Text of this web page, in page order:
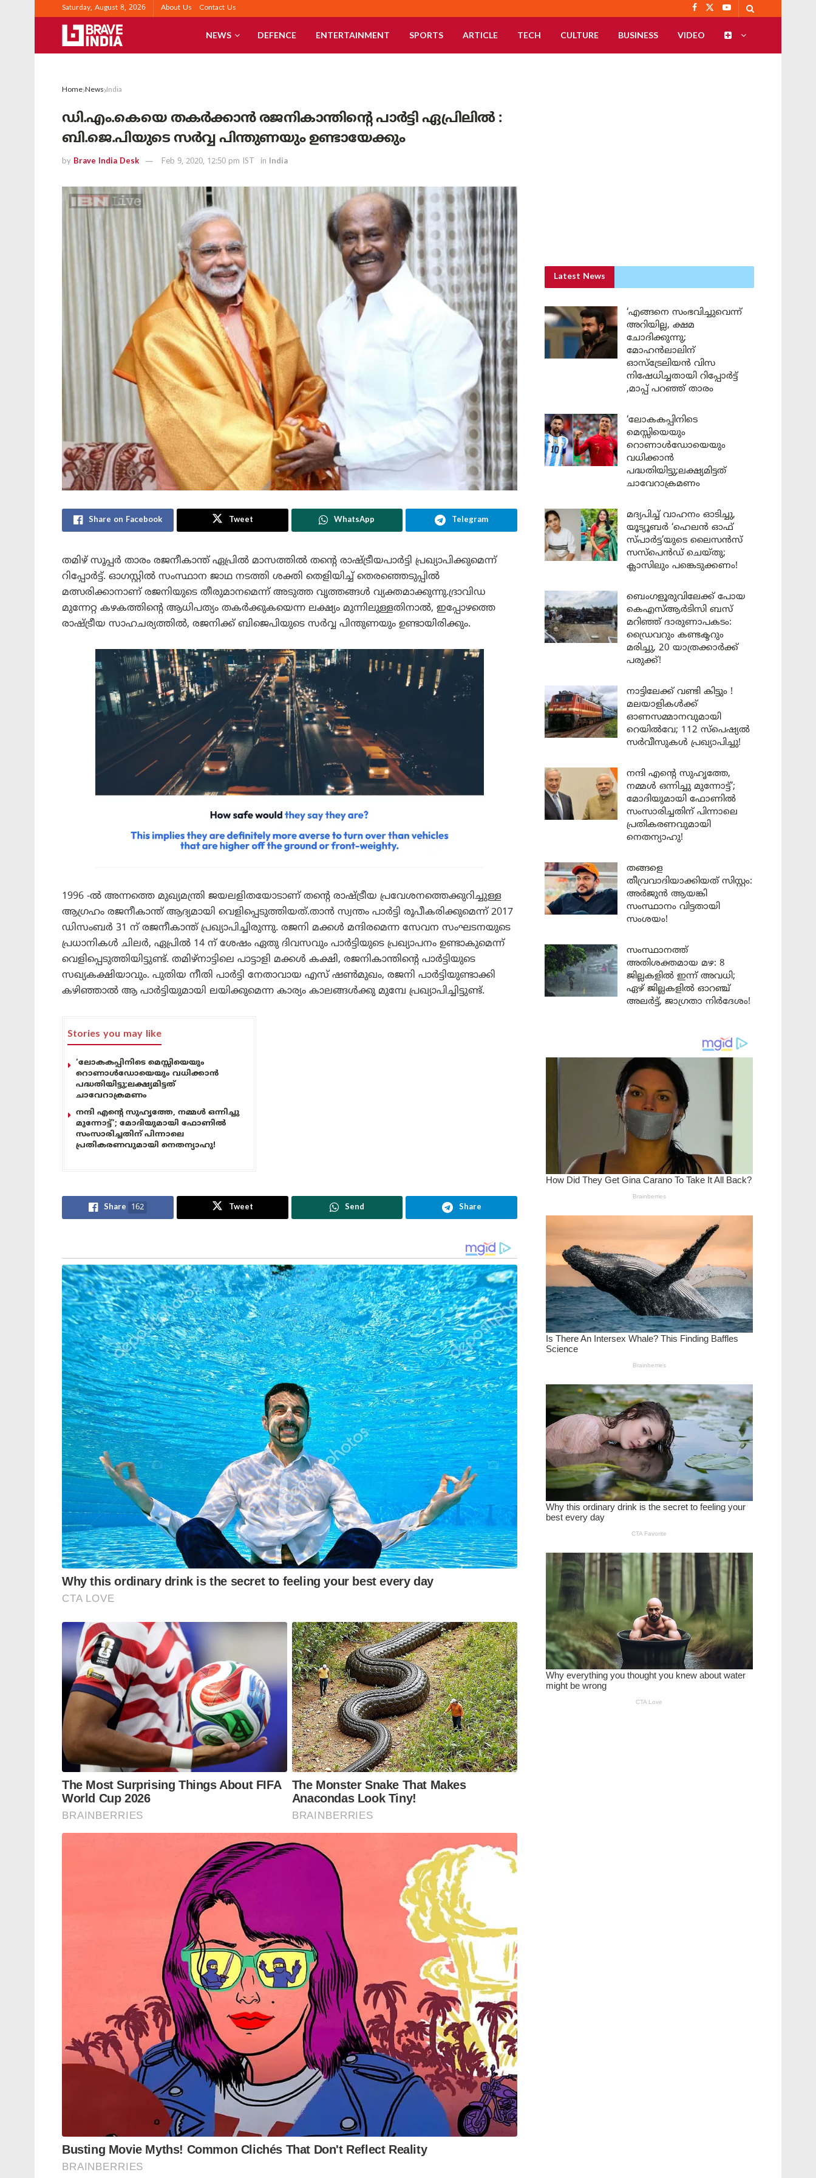
Saturday, August 8, 2026 About Us Contact Us
NEWS DEFENCE ENTERTAINMENT SPORTS ARTICLE TECH CULTURE BUSINESS VIDEO
Home News India
ഡി.എം.കെയെ തകർക്കാൻ രജനികാന്തിന്റെ പാർട്ടി ഏപ്രിലിൽ :
ബി.ജെ.പിയുടെ സർവ്വ പിന്തുണയും ഉണ്ടായേക്കും
by Brave India Desk Feb 9, 2020, 12:50 pm IST in India
Share on Facebook Tweet WhatsApp Telegram
തമിഴ് സൂപ്പർ താരം രജനീകാന്ത് ഏപ്രിൽ മാസത്തിൽ തന്റെ രാഷ്ട്രീയപാർട്ടി പ്രഖ്യാപിക്കുമെന്ന്
റിപ്പോർട്ട്. ഓഗസ്റ്റിൽ സംസ്ഥാന ജാഥ നടത്തി ശക്തി തെളിയിച്ച് തെരഞ്ഞെടുപ്പിൽ
മത്സരിക്കാനാണ് രജനിയുടെ തീരുമാനമെന്ന് അടുത്ത വൃത്തങ്ങൾ വ്യക്തമാക്കുന്നു.ദ്രാവിഡ
മുന്നേറ്റ കഴകത്തിന്റെ ആധിപത്യം തകർക്കുകയെന്ന ലക്ഷ്യം മുന്നിലുള്ളതിനാൽ, ഇപ്പോഴത്തെ
രാഷ്ട്രീയ സാഹചര്യത്തിൽ, രജനിക്ക് ബിജെപിയുടെ സർവ്വ പിന്തുണയും ഉണ്ടായിരിക്കും.
1996 -ൽ അന്നത്തെ മുഖ്യമന്ത്രി ജയലളിതയോടാണ് തന്റെ രാഷ്ട്രീയ പ്രവേശനത്തെക്കുറിച്ചുള്ള
ആഗ്രഹം രജനീകാന്ത് ആദ്യമായി വെളിപ്പെടുത്തിയത്.താൻ സ്വന്തം പാർട്ടി രൂപീകരിക്കുമെന്ന് 2017
ഡിസംബർ 31 ന് രജനീകാന്ത് പ്രഖ്യാപിച്ചിരുന്നു. രജനി മക്കൾ മന്ദിരമെന്ന സേവന സംഘടനയുടെ
പ്രധാനികൾ ചിലർ, ഏപ്രിൽ 14 ന് ശേഷം ഏതു ദിവസവും പാർട്ടിയുടെ പ്രഖ്യാപനം ഉണ്ടാകുമെന്ന്
വെളിപ്പെടുത്തിയിട്ടുണ്ട്. തമിഴ്നാട്ടിലെ പാട്ടാളി മക്കൾ കക്ഷി, രജനികാന്തിന്റെ പാർട്ടിയുടെ
സഖ്യകക്ഷിയാവും. പുതിയ നീതി പാർട്ടി നേതാവായ എസ് ഷൺമുഖം, രജനി പാർട്ടിയുണ്ടാക്കി
കഴിഞ്ഞാൽ ആ പാർട്ടിയുമായി ലയിക്കുമെന്ന കാര്യം കാലങ്ങൾക്കു മുമ്പേ പ്രഖ്യാപിച്ചിട്ടുണ്ട്.
Stories you may like
‘ലോകകപ്പിനിടെ മെസ്സിയെയും
റൊണാൾഡോയെയും വധിക്കാൻ
പദ്ധതിയിട്ടു;ലക്ഷ്യമിട്ടത്
ചാവേറാക്രമണം
നന്ദി എൻ്റെ സുഹൃത്തേ, നമ്മൾ ഒന്നിച്ചു
മുന്നോട്ട്’; മോദിയുമായി ഫോണിൽ
സംസാരിച്ചതിന് പിന്നാലെ
പ്രതികരണവുമായി നെതന്യാഹു!
Share 162 Tweet Send Share
Latest News
‘എങ്ങനെ സംഭവിച്ചുവെന്ന്
അറിയില്ല, ക്ഷമ
ചോദിക്കുന്നു;
മോഹൻലാലിന്
ഓസ്ട്രേലിയൻ വിസ
നിഷേധിച്ചതായി റിപ്പോർട്ട്
,മാപ്പ് പറഞ്ഞ് താരം
‘ലോകകപ്പിനിടെ
മെസ്സിയെയും
റൊണാൾഡോയെയും
വധിക്കാൻ
പദ്ധതിയിട്ടു;ലക്ഷ്യമിട്ടത്
ചാവേറാക്രമണം
മദ്യപിച്ച് വാഹനം ഓടിച്ചു,
യൂട്യൂബർ ‘ഹെലൻ ഓഫ്
സ്പാർട്ട’യുടെ ലൈസൻസ്
സസ്പെൻഡ് ചെയ്തു;
ക്ലാസിലും പങ്കെടുക്കണം!
ബെംഗളൂരുവിലേക്ക് പോയ
കെഎസ്ആർടിസി ബസ്
മറിഞ്ഞ് ദാരുണാപകടം:
ഡ്രൈവറും കണ്ടക്ടറും
മരിച്ചു, 20 യാത്രക്കാർക്ക്
പരുക്ക്!
നാട്ടിലേക്ക് വണ്ടി കിട്ടും !
മലയാളികൾക്ക്
ഓണസമ്മാനവുമായി
റെയിൽവേ; 112 സ്പെഷ്യൽ
സർവീസുകൾ പ്രഖ്യാപിച്ചു!
നന്ദി എൻ്റെ സുഹൃത്തേ,
നമ്മൾ ഒന്നിച്ചു മുന്നോട്ട്’;
മോദിയുമായി ഫോണിൽ
സംസാരിച്ചതിന് പിന്നാലെ
പ്രതികരണവുമായി
നെതന്യാഹു!
തങ്ങളെ
തീവ്രവാദിയാക്കിയത് സിസ്റ്റം:
അർജുൻ ആയങ്കി
സംസ്ഥാനം വിട്ടതായി
സംശയം!
സംസ്ഥാനത്ത്
അതിശക്തമായ മഴ: 8
ജില്ലകളിൽ ഇന്ന് അവധി;
ഏഴ് ജില്ലകളിൽ ഓറഞ്ച്
അലർട്ട്, ജാഗ്രതാ നിർദേശം!